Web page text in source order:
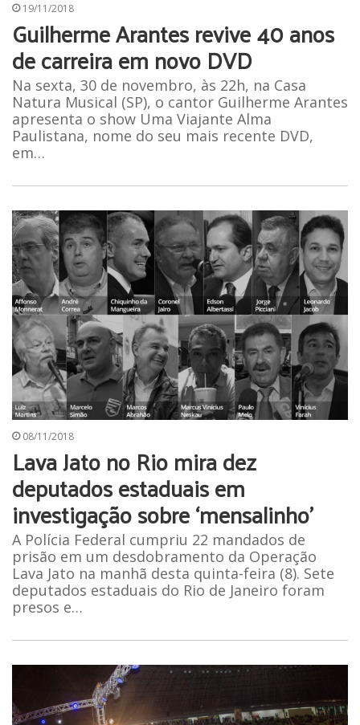
19/11/2018
Guilherme Arantes revive 40 anos
de carreira em novo DVD
Na sexta, 30 de novembro, às 22h, na Casa
Natura Musical (SP), o cantor Guilherme Arantes
apresenta o show Uma Viajante Alma
Paulistana, nome do seu mais recente DVD,
em…
08/11/2018
Lava Jato no Rio mira dez
deputados estaduais em
investigação sobre ‘mensalinho’
A Polícia Federal cumpriu 22 mandados de
prisão em um desdobramento da Operação
Lava Jato na manhã desta quinta-feira (8). Sete
deputados estaduais do Rio de Janeiro foram
presos e…